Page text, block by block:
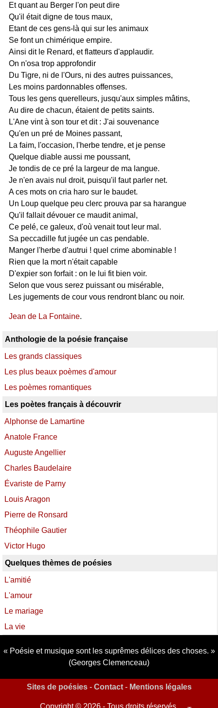
Et quant au Berger l'on peut dire
Qu'il était digne de tous maux,
Etant de ces gens-là qui sur les animaux
Se font un chimérique empire.
Ainsi dit le Renard, et flatteurs d'applaudir.
On n'osa trop approfondir
Du Tigre, ni de l'Ours, ni des autres puissances,
Les moins pardonnables offenses.
Tous les gens querelleurs, jusqu'aux simples mâtins,
Au dire de chacun, étaient de petits saints.
L'Ane vint à son tour et dit : J'ai souvenance
Qu'en un pré de Moines passant,
La faim, l'occasion, l'herbe tendre, et je pense
Quelque diable aussi me poussant,
Je tondis de ce pré la largeur de ma langue.
Je n'en avais nul droit, puisqu'il faut parler net.
A ces mots on cria haro sur le baudet.
Un Loup quelque peu clerc prouva par sa harangue
Qu'il fallait dévouer ce maudit animal,
Ce pelé, ce galeux, d'où venait tout leur mal.
Sa peccadille fut jugée un cas pendable.
Manger l'herbe d'autrui ! quel crime abominable !
Rien que la mort n'était capable
D'expier son forfait : on le lui fit bien voir.
Selon que vous serez puissant ou misérable,
Les jugements de cour vous rendront blanc ou noir.
Jean de La Fontaine.
Anthologie de la poésie française
Les grands classiques
Les plus beaux poèmes d'amour
Les poèmes romantiques
Les poètes français à découvrir
Alphonse de Lamartine
Anatole France
Auguste Angellier
Charles Baudelaire
Évariste de Parny
Louis Aragon
Pierre de Ronsard
Théophile Gautier
Victor Hugo
Quelques thèmes de poésies
L'amitié
L'amour
Le mariage
La vie
Poésie et musique sont les suprêmes délices des choses.
(Georges Clemenceau)
Sites de poésies- Contact- Mentions légales
Copyright © 2026 - Tous droits réservés.